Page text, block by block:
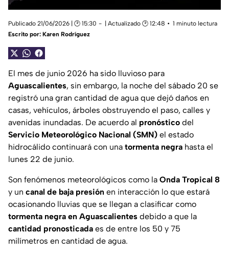
Publicado 21/06/2026 | 🕑 15:30 | Actualizado 🕑 12:48
1 minuto lectura
Escrito por: Karen Rodríguez
El mes de junio 2026 ha sido lluvioso para
Aguascalientes, sin embargo, la noche del sábado 20 se
registró una gran cantidad de agua que dejó daños en
casas, vehículos, árboles obstruyendo el paso, calles y
avenidas inundadas. De acuerdo al pronóstico del
Servicio Meteorológico Nacional (SMN) el estado
hidrocálido continuará con una tormenta negra hasta el
lunes 22 de junio.
Son fenómenos meteorológicos como la Onda Tropical 8
y un canal de baja presión en interacción lo que estará
ocasionando lluvias que se llegan a clasificar como
tormenta negra en Aguascalientes debido a que la
cantidad pronosticada es de entre los 50 y 75
milímetros en cantidad de agua.